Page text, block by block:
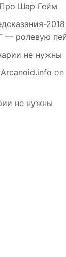
Про Шар Гейм
— ролевую
не нужны
on
не нужны